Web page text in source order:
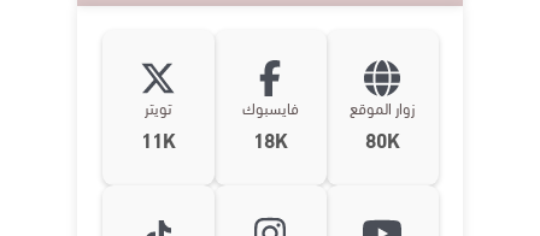
زوار الموقع
80K
فايسبوك
18K
تويتر
11K